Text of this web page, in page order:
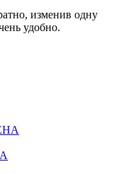
изменив одну
удобно.